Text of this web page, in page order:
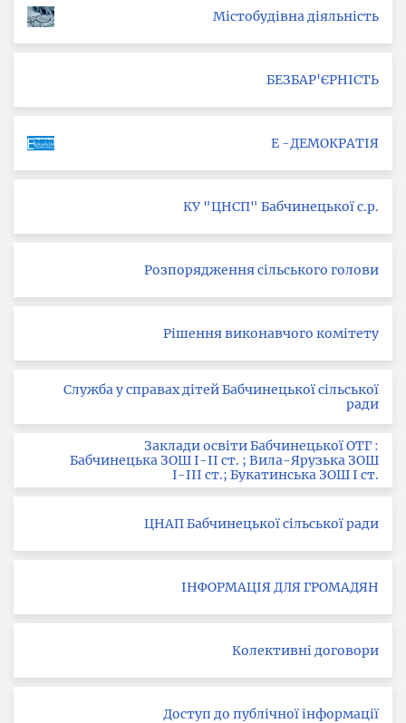
Містобудівна діяльність
БЕЗБАР'ЄРНІСТЬ
Е -ДЕМОКРАТІЯ
КУ "ЦНСП" Бабчинецької с.р.
Розпорядження сільського голови
Рішення виконавчого комітету
Служба у справах дітей Бабчинецької сільської
ради
Заклади освіти Бабчинецької ОТГ :
Бабчинецька ЗОШ І-ІІ ст. ; Вила-Ярузька ЗОШ
І-ІІІ ст.; Букатинська ЗОШ І ст.
ЦНАП Бабчинецької сільської ради
ІНФОРМАЦІЯ ДЛЯ ГРОМАДЯН
Колективні договори
Доступ до публічної інформації